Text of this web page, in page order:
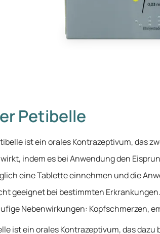
Petibelle
ist ein orales Kontrazeptivum, das
wirkt, indem es bei Anwendung den
eine Tablette einnehmen und die
geeignet bei bestimmten Erkrankungen.
Nebenwirkungen: Kopfschmerzen,
ist ein orales Kontrazeptivum, das dazu